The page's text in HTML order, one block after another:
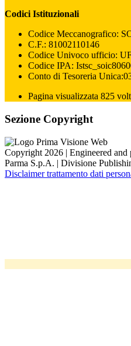
Codici Istituzionali
Codice Meccanografico:
C.F.: 81002110146
Codice Univoco ufficio:
Codice IPA:
Conto di Tesoreria
Pagina visualizzata 825
Sezione Copyright
Copyright 2026 | Engineered
Parma S.p.A. | Divisione
Disclaimer trattamento dati